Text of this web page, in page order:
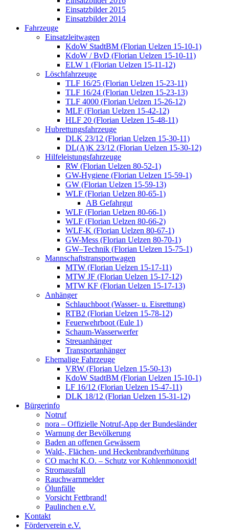
Einsatzbilder 2015
Einsatzbilder 2014
Fahrzeuge
Einsatzleitwagen
KdoW StadtBM (Florian Uelzen 15-10-1)
KdoW / BvD (Florian Uelzen 15-10-11)
ELW 1 (Florian Uelzen 15-11-12)
Löschfahrzeuge
TLF 16/25 (Florian Uelzen 15-23-11)
TLF 16/24 (Florian Uelzen 15-23-13)
TLF 4000 (Florian Uelzen 15-26-12)
MLF (Florian Uelzen 15-42-12)
HLF 20 (Florian Uelzen 15-48-11)
Hubrettungsfahrzeuge
DLK 23/12 (Florian Uelzen 15-30-11)
DL(A)K 23/12 (Florian Uelzen 15-30-12)
Hilfeleistungsfahrzeuge
RW (Florian Uelzen 80-52-1)
GW-Hygiene (Florian Uelzen 15-59-1)
GW (Florian Uelzen 15-59-13)
WLF (Florian Uelzen 80-65-1)
AB Gefahrgut
WLF (Florian Uelzen 80-66-1)
WLF (Florian Uelzen 80-66-2)
WLF-K (Florian Uelzen 80-67-1)
GW-Mess (Florian Uelzen 80-70-1)
GW–Technik (Florian Uelzen 15-75-1)
Mannschaftstransportwagen
MTW (Florian Uelzen 15-17-11)
MTW JF (Florian Uelzen 15-17-12)
MTW KF (Florian Uelzen 15-17-13)
Anhänger
Schlauchboot (Wasser- u. Eisrettung)
RTB2 (Florian Uelzen 15-78-12)
Feuerwehrboot (Eule 1)
Schaum-Wasserwerfer
Streuanhänger
Transportanhänger
Ehemalige Fahrzeuge
VRW (Florian Uelzen 15-50-13)
KdoW StadtBM (Florian Uelzen 15-10-1)
LF 16/12 (Florian Uelzen 15-47-11)
DLK 18/12 (Florian Uelzen 15-31-12)
Bürgerinfo
Notruf
nora – Offizielle Notruf-App der Bundesländer
Warnung der Bevölkerung
Baden an offenen Gewässern
Wald-, Flächen- und Heckenbrandverhütung
CO macht K.O. – Schutz vor Kohlenmonoxid!
Stromausfall
Rauchwarnmelder
Ölunfälle
Vorsicht Fettbrand!
Paulinchen e.V.
Kontakt
Förderverein e.V.